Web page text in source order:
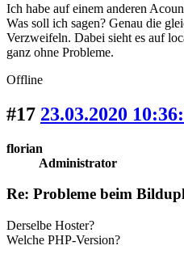
Ich habe auf einem anderen
Was soll ich sagen? Genau die
Verzweifeln. Dabei sieht es auf
ganz ohne Probleme.
Offline
#17 23.03.2020
florian
Administrator
Re: Probleme beim
Derselbe Hoster?
Welche PHP-Version?